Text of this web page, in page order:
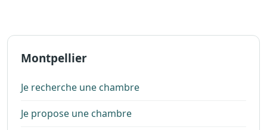
Montpellier
Je recherche une chambre
Je propose une chambre